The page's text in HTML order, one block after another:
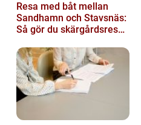
Resa med båt mellan
Sandhamn och Stavsnäs:
Så gör du skärgårdsresan